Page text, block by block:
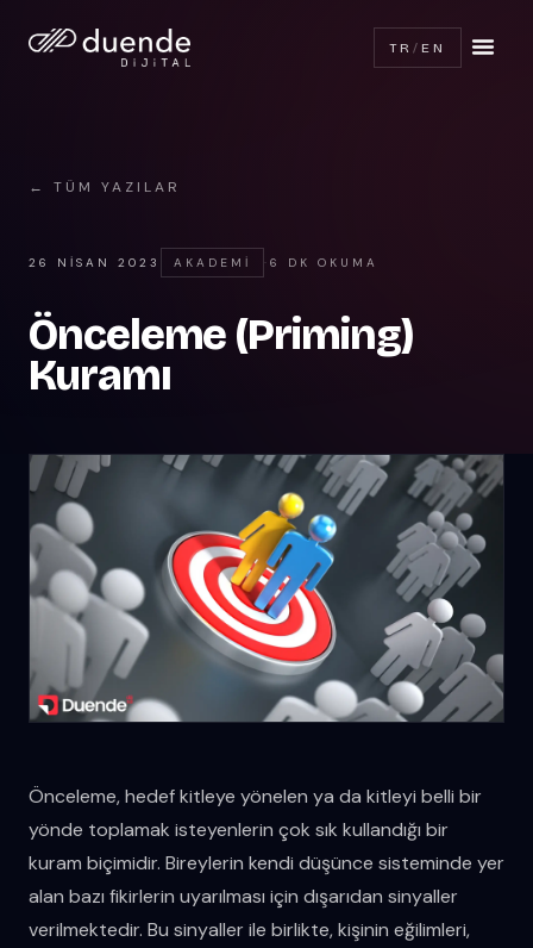
TR / EN
← TÜM YAZILAR
26 NISAN 2023 AKADEMI · 6 DK OKUMA
Önceleme (Priming)
Kuramı
Önceleme, hedef kitleye yönelen ya da kitleyi belli bir
yönde toplamak isteyenlerin çok sık kullandığı bir
kuram biçimidir. Bireylerin kendi düşünce sisteminde yer
alan bazı fikirlerin uyarılması için dışarıdan sinyaller
verilmektedir. Bu sinyaller ile birlikte, kişinin eğilimleri,